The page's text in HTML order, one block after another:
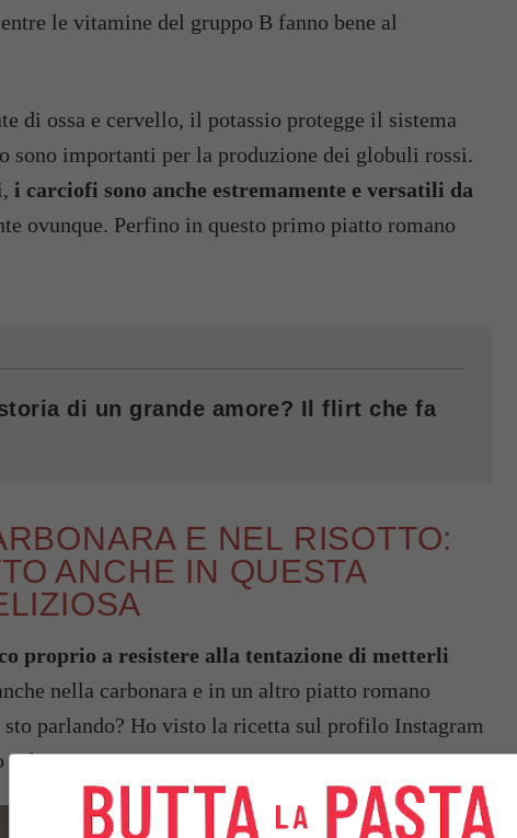
le vitamine del gruppo B fanno bene al
di ossa e cervello, il potassio protegge il sistema
sono importanti per la produzione dei globuli rossi.
i carciofi sono anche estremamente e versatili da
ovunque. Perfino in questo primo piatto romano
di un grande amore? Il flirt che fa
E NEL RISOTTO:
ANCHE IN QUESTA
proprio a resistere alla tentazione di metterli
nella carbonara e in un altro piatto romano
parlando? Ho visto la ricetta sul profilo Instagram
subito innamorata.